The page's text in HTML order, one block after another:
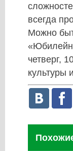
всегда
Можно
четверг,
культуры